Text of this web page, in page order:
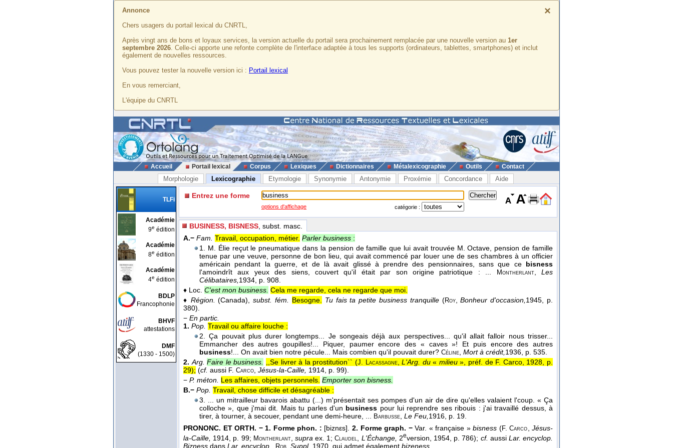
×
Annonce
Chers usagers du portail lexical du CNRTL,
Après vingt ans de bons et loyaux services, la version actuelle du portail sera prochainement remplacée par une nouvelle version au 1er
septembre 2026. Celle-ci apporte une refonte complète de l'interface adaptée à tous les supports (ordinateurs, tablettes, smartphones) et inclut
également de nouvelles ressources.
Vous pouvez tester la nouvelle version ici : Portail lexical
En vous remerciant,
L'équipe du CNRTL
Accueil Portail lexical Corpus Lexiques Dictionnaires Métalexicographie Outils Contact
Morphologie Lexicographie Etymologie Synonymie Antonymie Proxémie Concordance Aide
TLFi
Académie
9e édition
Académie
8e édition
Académie
4e édition
BDLP
Francophonie
BHVF
attestations
DMF
(1330 - 1500)
Entrez une forme
options d'affichage catégorie :
BUSINESS, BISNESS , subst. masc.
A.− Fam. Travail, occupation, métier. Parler business :
1. M. Élie reçut le pneumatique dans la pension de famille que lui avait trouvée M. Octave, pension de famille
tenue par une veuve, personne de bon lieu, qui avait commencé par louer une de ses chambres à un officier
américain pendant la guerre, et de là avait glissé à prendre des pensionnaires, sans que ce bisness
l'amoindrît aux yeux des siens, couvert qu'il était par son origine patriotique : ...
Montherlant,Les
Célibataires,1934, p. 908.
♦ Loc. C'est mon business. Cela me regarde, cela ne regarde que moi.
♦ Région. (Canada),subst. fém. Besogne. Tu fais ta petite business tranquille(Roy,Bonheur d'occasion,1945, p.
380).
− En partic.
1. Pop. Travail ou affaire louche :
2. Ça pouvait plus durer longtemps... Je songeais déjà aux perspectives... qu'il allait falloir nous trisser...
Emmancher des autres goupilles!... Piquer, paumer encore des « caves »! Et puis encore des autres
business!... On avait bien notre pécule... Mais combien qu'il pouvait durer? Céline, Mort à crédit,1936, p. 535.
2. Arg. Faire le business. ,,Se livrer à la prostitution`` (J. Lacassagne,L'Arg. du« milieu», préf. de F. Carco, 1928, p.
29); (cf. aussi F. Carco, Jésus-la-Caille, 1914, p. 99).
− P. méton. Les affaires, objets personnels. Emporter son bisness.
B.− Pop. Travail, chose difficile et désagréable :
3. ... un mitrailleur bavarois abattu (...) m'présentait ses pompes d'un air de dire qu'elles valaient l'coup. « Ça
colloche », que j'mai dit. Mais tu parles d'un business pour lui reprendre ses ribouis : j'ai travaillé dessus, à
tirer, à tourner, à secouer, pendant une demi-heure, ... Barbusse, Le Feu,1916, p. 19.
PRONONC. ET ORTH. − 1. Forme phon. : [biznεs]. 2. Forme graph. −Var. « française »bisness (F. Carco,Jésus-
la-Caille, 1914, p. 99; Montherlant, supra ex. 1;Claudel L'Échange, 2eversion, 1954, p. 786); cf. aussi Lar. encyclop.
Bizness dans Lar. encyclop., Rob. Suppl. 1970, qui admet également bizeness.